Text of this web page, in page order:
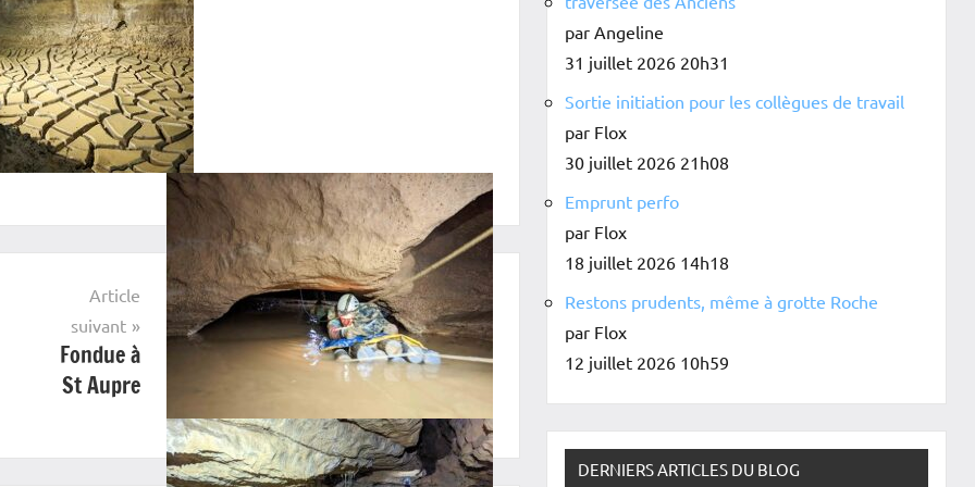
Article
suivant
Fondue à
St Aupre
par Angeline
31 juillet 2026 20h31
Sortie initiation pour les collègues de travail
par Flox
30 juillet 2026 21h08
Emprunt perfo
par Flox
18 juillet 2026 14h18
Restons prudents, même à grotte Roche
par Flox
12 juillet 2026 10h59
DERNIERS ARTICLES DU BLOG